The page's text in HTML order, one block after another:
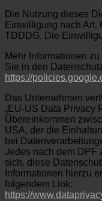
Die Nutzung dieses
Einwilligung nach Art.
TDDDG. Die
Mehr Informationen
Sie in den
https://
Das Unternehmen
„EU-US Data Privacy
Übereinkommen
USA, der die
bei
Jedes nach dem DPF
sich, diese
Informationen hierzu
folgendem Link:
https://